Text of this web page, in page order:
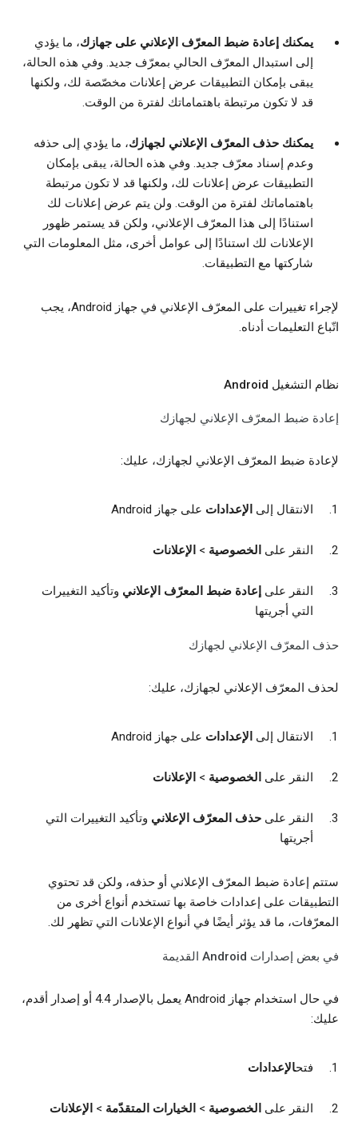
يمكنك إعادة ضبط المعرّف الإعلاني على جهازك، ما يؤدي
إلى استبدال المعرّف الحالي بمعرّف جديد. وفي هذه الحالة،
يبقى بإمكان التطبيقات عرض إعلانات مخصّصة لك، ولكنها
قد لا تكون مرتبطة باهتماماتك لفترة من الوقت.
يمكنك حذف المعرّف الإعلاني لجهازك، ما يؤدي إلى حذفه
وعدم إسناد معرّف جديد. وفي هذه الحالة، يبقى بإمكان
التطبيقات عرض إعلانات لك، ولكنها قد لا تكون مرتبطة
باهتماماتك لفترة من الوقت. ولن يتم عرض إعلانات لك
استنادًا إلى هذا المعرّف الإعلاني، ولكن قد يستمر ظهور
الإعلانات لك استنادًا إلى عوامل أخرى، مثل المعلومات التي
شاركتها مع التطبيقات.
لإجراء تغييرات على المعرّف الإعلاني في جهاز Android، يجب
اتّباع التعليمات أدناه.
نظام التشغيل Android
إعادة ضبط المعرّف الإعلاني لجهازك
لإعادة ضبط المعرّف الإعلاني لجهازك، عليك:
الانتقال إلى الإعدادات على جهاز Android
النقر على الخصوصية > الإعلانات
النقر على إعادة ضبط المعرّف الإعلاني وتأكيد التغييرات
التي أجريتها
حذف المعرّف الإعلاني لجهازك
لحذف المعرّف الإعلاني لجهازك، عليك:
الانتقال إلى الإعدادات على جهاز Android
النقر على الخصوصية > الإعلانات
النقر على حذف المعرّف الإعلاني وتأكيد التغييرات التي
أجريتها
ستتم إعادة ضبط المعرّف الإعلاني أو حذفه، ولكن قد تحتوي
التطبيقات على إعدادات خاصة بها تستخدم أنواع أخرى من
المعرّفات، ما قد يؤثر أيضًا في أنواع الإعلانات التي تظهر لك.
في بعض إصدارات Android القديمة
في حال استخدام جهاز Android يعمل بالإصدار 4.4 أو إصدار أقدم،
عليك:
فتحالإعدادات
النقر على الخصوصية > الخيارات المتقدّمة > الإعلانات